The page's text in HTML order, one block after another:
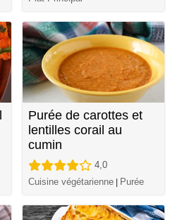
Purée de carottes et
lentilles corail au
cumin
4,0
Cuisine végétarienne
Purée